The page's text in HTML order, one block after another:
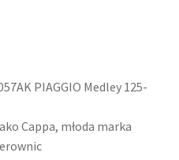
PIAGGIO Medley 125-
Cappa, młoda marka